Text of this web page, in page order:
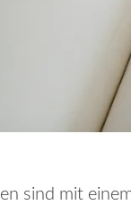
sind mit